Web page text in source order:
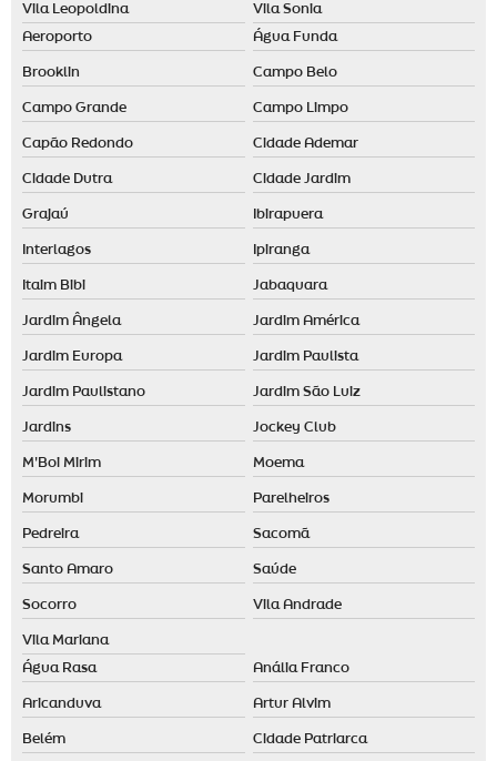
Fragrância para loja de roupas
Fragrâncias personalizadas
Identidade olfativa para empresas
Identidade olfativa para loja
Locação de aromatizador de ambiente
Locação de máquina de aromatização profissional
Maquina de cheiro
Nebulizador aromatizador
Nebulizador de ambiente
Odorizador de ambiente automático
Odorizador elétrico
Vila Leopoldina Vila Sonia
Aeroporto Água Funda
Brooklin Campo Belo
Campo Grande Campo Limpo
Capão Redondo Cidade Ademar
Cidade Dutra Cidade Jardim
Grajaú Ibirapuera
Interlagos Ipiranga
Itaim Bibi Jabaquara
Jardim Ângela Jardim América
Jardim Europa Jardim Paulista
Jardim Paulistano Jardim São Luiz
Jardins Jockey Club
M'Boi Mirim Moema
Morumbi Parelheiros
Pedreira Sacomã
Santo Amaro Saúde
Socorro Vila Andrade
Vila Mariana
Água Rasa Anália Franco
Aricanduva Artur Alvim
Belém Cidade Patriarca